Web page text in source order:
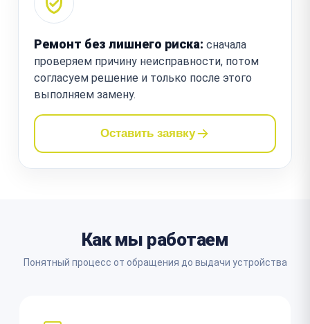
Ремонт без лишнего риска: сначала
проверяем причину неисправности, потом
согласуем решение и только после этого
выполняем замену.
Оставить заявку
Как мы работаем
Понятный процесс от обращения до выдачи устройства